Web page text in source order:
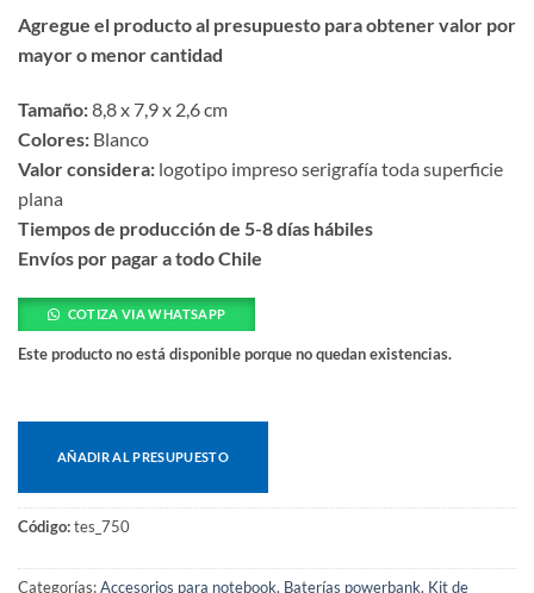
Agregue el producto al presupuesto para obtener valor por
mayor o menor cantidad
Tamaño:8,8 x 7,9 x 2,6 cm
Colores: Blanco
Valor considera: logotipo impreso serigrafía toda superficie
plana
Tiempos de producción de 5-8 días hábiles
Envíos por pagar a todo Chile
COTIZA VIA WHATSAPP
Este producto no está disponible porque no quedan existencias.
AÑADIR AL PRESUPUESTO
Código:tes_750
Categorías:Accesorios para notebook, Baterías powerbank, Kit de